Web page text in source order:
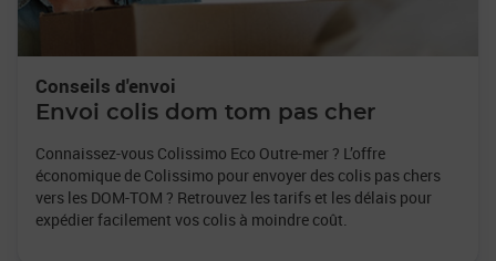
Conseils d'envoi
Envoi colis dom tom pas cher
Connaissez-vous Colissimo Eco Outre-mer ? L’offre
économique de Colissimo pour envoyer des colis pas chers
vers les DOM-TOM ? Retrouvez les tarifs et les délais pour
expédier facilement vos colis à moindre coût.